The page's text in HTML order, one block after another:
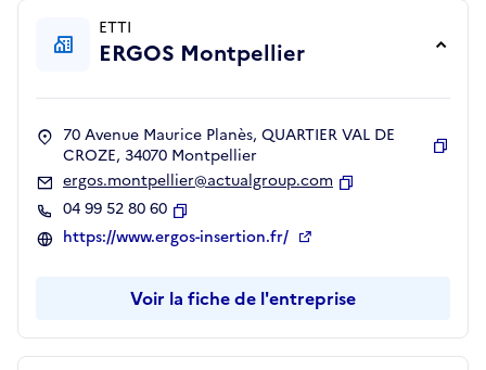
ETTI
ERGOS Montpellier
70 Avenue Maurice Planès, QUARTIER VAL DE
CROZE, 34070 Montpellier
ergos.montpellier@actualgroup.com
04 99 52 80 60
Copier
https://www.ergos-insertion.fr/
Voir la fiche de l'entreprise